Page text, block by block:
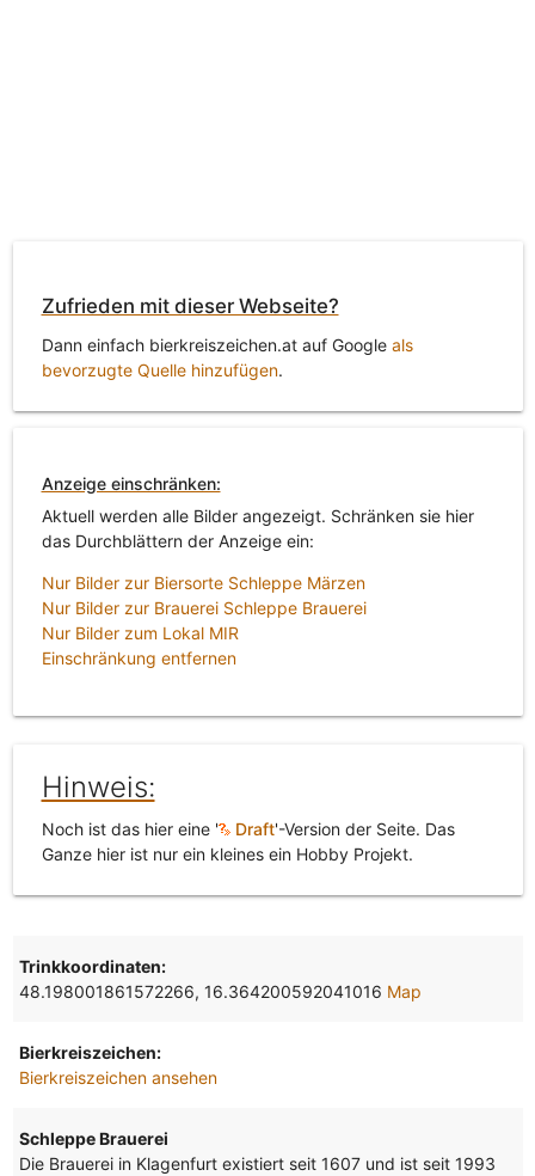
Zufrieden mit dieser Webseite?
Dann einfach bierkreiszeichen.at auf Google als
bevorzugte Quelle hinzufügen.
Anzeige einschränken:
Aktuell werden alle Bilder angezeigt. Schränken sie hier
das Durchblättern der Anzeige ein:
Nur Bilder zur Biersorte Schleppe Märzen
Nur Bilder zur Brauerei Schleppe Brauerei
Nur Bilder zum Lokal MIR
Einschränkung entfernen
Hinweis:
Noch ist das hier eine ' Draft'-Version der Seite. Das
Ganze hier ist nur ein kleines ein Hobby Projekt.
Trinkkoordinaten:
48.198001861572266, 16.364200592041016 Map
Bierkreiszeichen:
Bierkreiszeichen ansehen
Schleppe Brauerei
Die Brauerei in Klagenfurt existiert seit 1607 und ist seit 1993